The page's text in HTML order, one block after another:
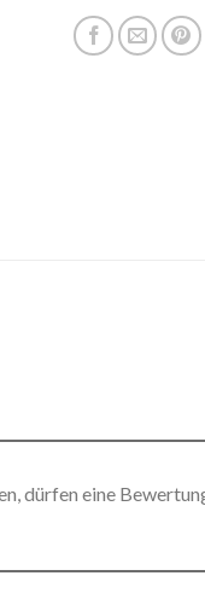
dürfen eine